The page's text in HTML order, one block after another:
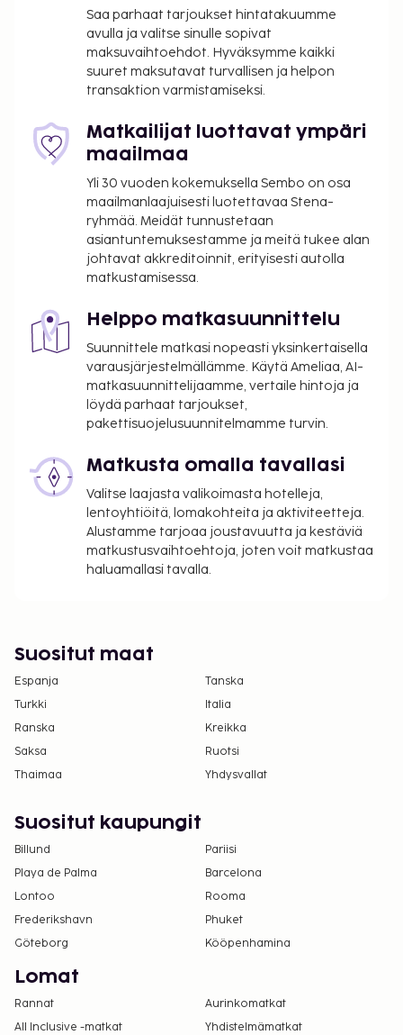
Käytössäsi on ympäri vuorokauden auki oleva
vastaanotto ja hissi. Palveluihin kuuluu maksullinen
omatoiminen pysäköinti. Maksullinen
mannermainen aamiainen tarjotaan päivittäin klo
Majoituspaikka veloittaa seuraavat paikan päällä
suoritettavat maksut. Maksuihin saattaa sisältyä
sovellettavat verot:
Kaupungin perimä vero: 1.87 EUR per henkilö per
yö. Tätä veroa ei peritä alle 18 vuotta vanhoilta
lapsilta.
Tässä on mainittu kaikki majoituspaikan meille
ilmoittamat maksut.
Maksu mannermaisesta aamiaisesta: noin 14
EUR aikuisille ja 6.5 EUR lapsille
Omatoiminen pysäköinti: 14 EUR per yö
Lemmikit: 5 EUR per lemmikki per yö
Avustajaeläimistä ei veloiteta lisämaksuja
Yllä oleva luettelo ei ehkä kata kaikkea. Maksut ja
takuumaksut eivät välttämättä sisällä veroja, ja ne
saattavat muuttua.
Kansallisten määräysten vuoksi käteismaksut
eivät voi ylittää 1000 EUR:n suuruista summaa
Asiakkaat voivat järjestää lemmikkiensä
majoituksen ottamalla yhteyttä suoraan
majoituspaikkaan käyttämällä
varausvahvistuksessa olevia yhteystietoja
(lemmikeistä veloitetaan lisämaksuja, ja niistä
löytyy lisätietoja lisämaksuja koskevassa
Pysäköintialueella on korkeusrajoituksia.
Saa parhaat tarjoukset hintatakuumme
avulla ja valitse sinulle sopivat
maksuvaihtoehdot. Hyväksymme kaikki
suuret maksutavat turvallisen ja helpon
transaktion varmistamiseksi.
Matkailijat luottavat ympäri
maailmaa
Yli 30 vuoden kokemuksella Sembo on osa
maailmanlaajuisesti luotettavaa Stena-
ryhmää. Meidät tunnustetaan
asiantuntemuksestamme ja meitä tukee alan
johtavat akkreditoinnit, erityisesti autolla
matkustamisessa.
Helppo matkasuunnittelu
Suunnittele matkasi nopeasti yksinkertaisella
varausjärjestelmällämme. Käytä Ameliaa, AI-
matkasuunnittelijaamme, vertaile hintoja ja
löydä parhaat tarjoukset,
pakettisuojelusuunnitelmamme turvin.
Matkusta omalla tavallasi
Valitse laajasta valikoimasta hotelleja,
lentoyhtiöitä, lomakohteita ja aktiviteetteja.
Alustamme tarjoaa joustavuutta ja kestäviä
matkustusvaihtoehtoja, joten voit matkustaa
haluamallasi tavalla.
Suositut maat
Espanja
Tanska
Turkki
Italia
Ranska
Kreikka
Saksa
Ruotsi
Thaimaa
Yhdysvallat
Suositut kaupungit
Billund
Pariisi
Playa de Palma
Barcelona
Lontoo
Rooma
Frederikshavn
Phuket
Göteborg
Kööpenhamina
Lomat
Rannat
Aurinkomatkat
All Inclusive -matkat
Yhdistelmämatkat